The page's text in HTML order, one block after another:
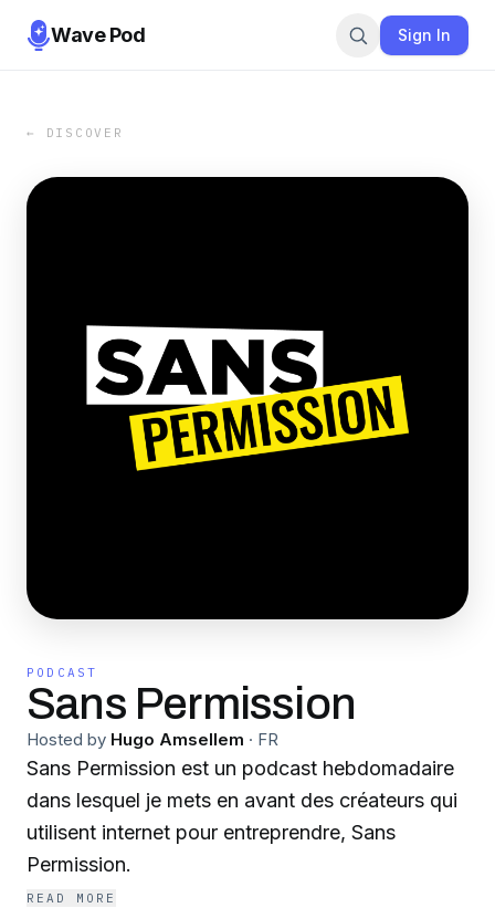
Wave Pod Sign In
← DISCOVER
PODCAST
Sans Permission
Hosted by Hugo Amsellem · FR
Sans Permission est un podcast hebdomadaire
dans lesquel je mets en avant des créateurs qui
utilisent internet pour entreprendre, Sans
Permission.
READ MORE